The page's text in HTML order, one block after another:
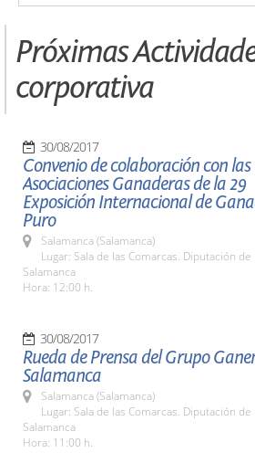
Próximas
corporativa
30/08/2017
Convenio de colaboración con las
Asociaciones Ganaderas de la 29
Exposición Internacional de
Puro
Salamanca (Salamanca)
Lugar: Sala de las Comarcas. Diputación de
Salamanca
Hora: 12:00 h.
30/08/2017
Rueda de Prensa del Grupo
Salamanca
Salamanca (Salamanca)
Lugar: Sala de las Comarcas. Diputación de
Salamanca
Hora: 11:00 h.